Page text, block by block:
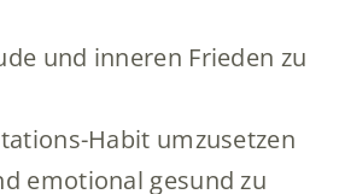
und inneren Frieden zu
Habit umzusetzen
emotional gesund zu